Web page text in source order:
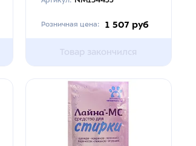
Розничная цена: 1 507 руб
Товар закончился